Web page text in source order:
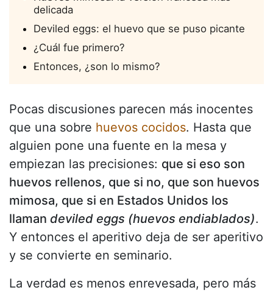
delicada
Deviled eggs: el huevo que se puso picante
¿Cuál fue primero?
Entonces, ¿son lo mismo?
Pocas discusiones parecen más inocentes
que una sobre huevos cocidos. Hasta que
alguien pone una fuente en la mesa y
empiezan las precisiones: que si eso son
huevos rellenos, que si no, que son huevos
mimosa, que si en Estados Unidos los
llaman deviled eggs (huevos endiablados).
Y entonces el aperitivo deja de ser aperitivo
y se convierte en seminario.
La verdad es menos enrevesada, pero más